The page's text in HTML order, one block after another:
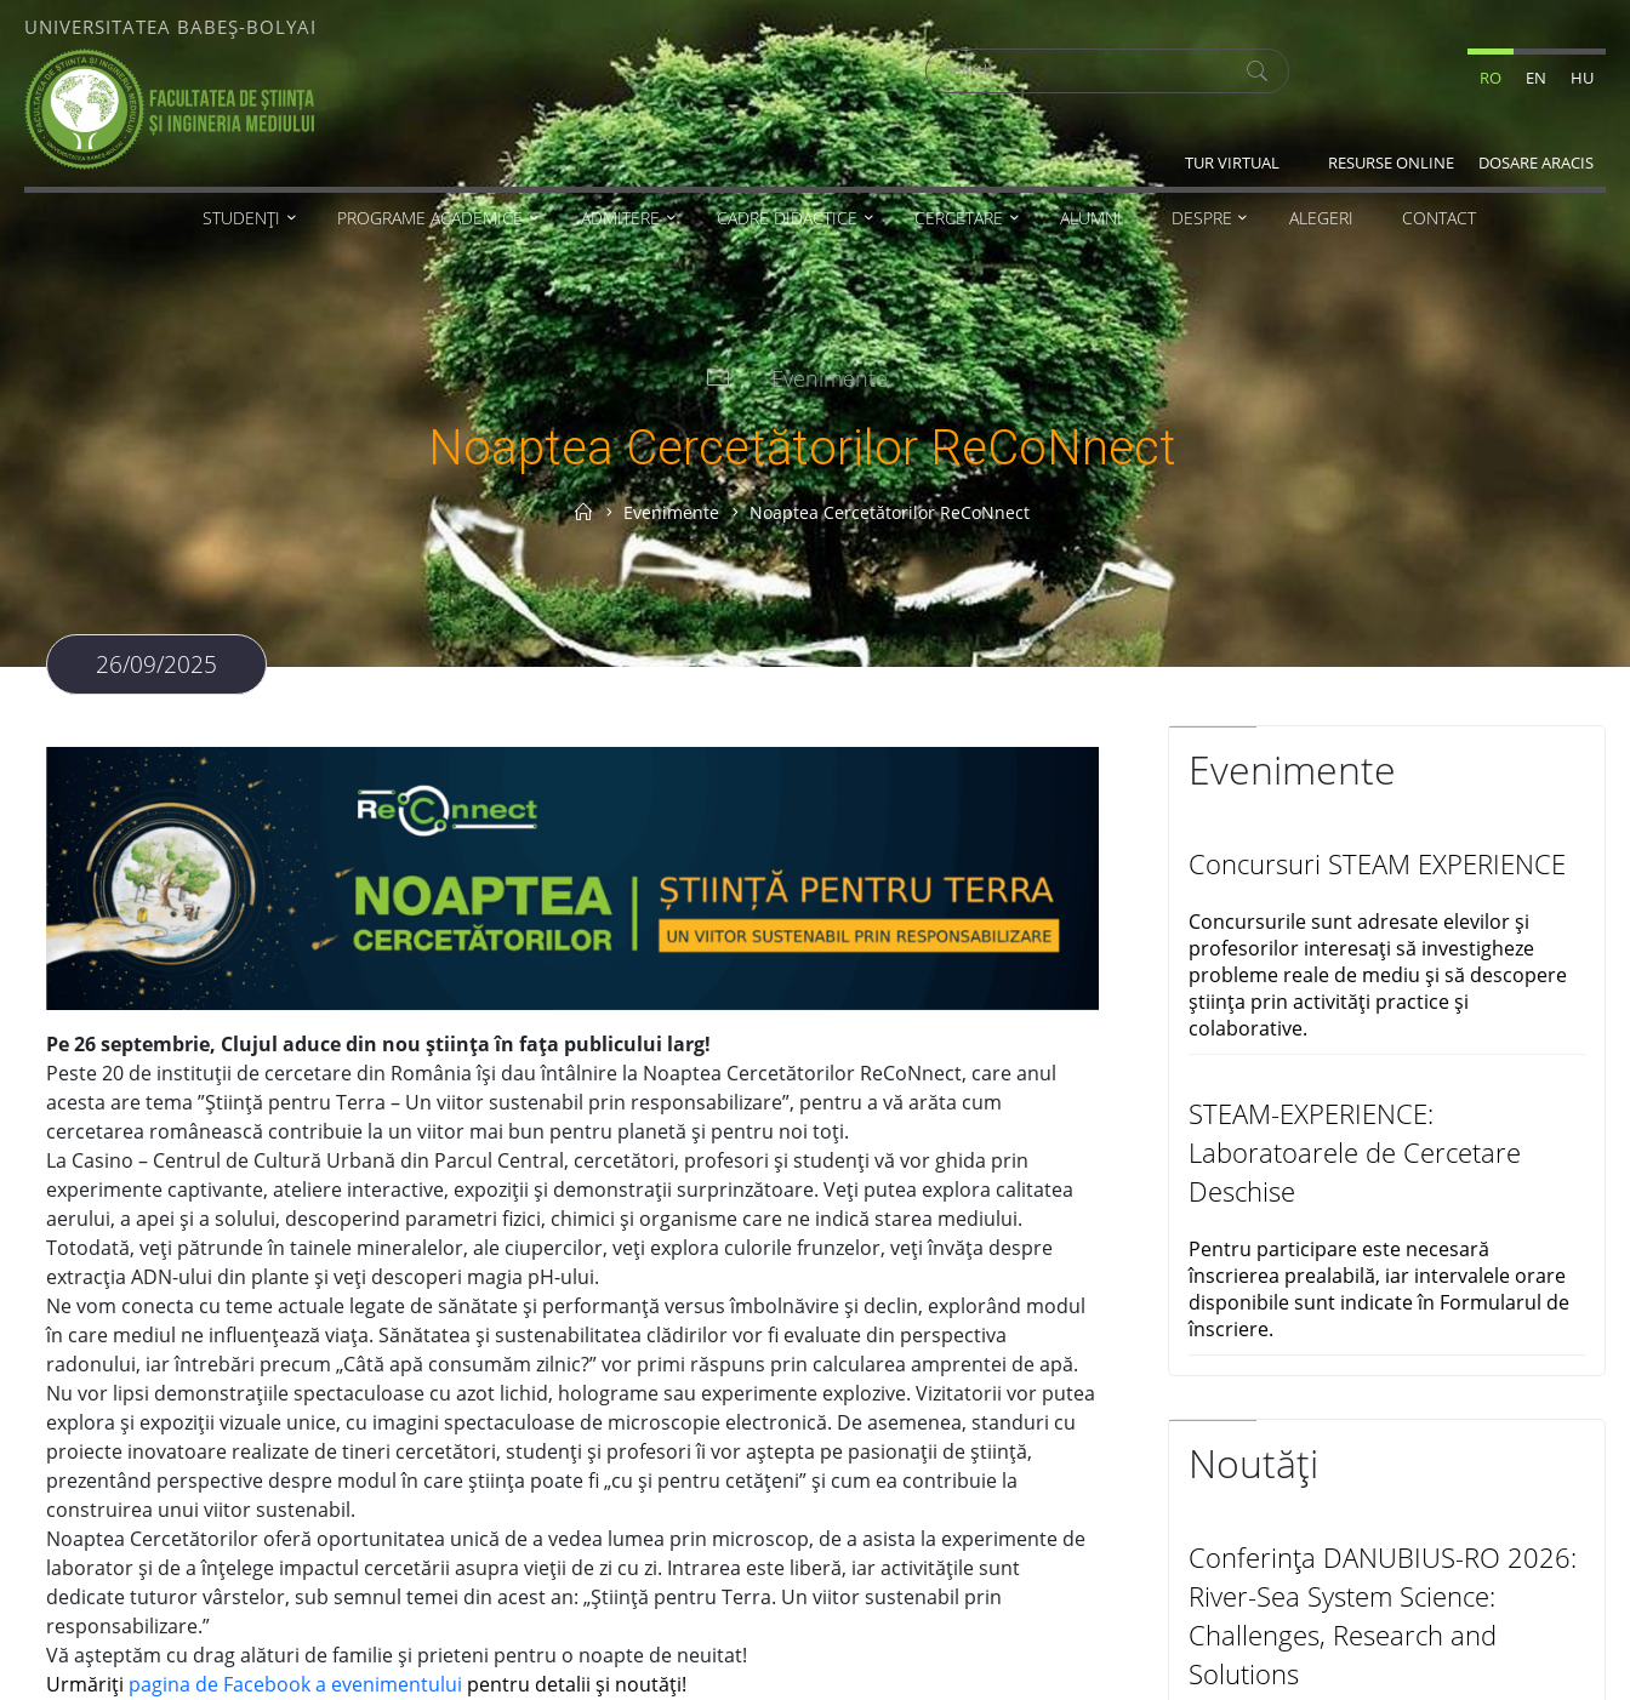
content
FACULTATEA
DE ȘTIINȚA
ȘI
INGINERIA
UNIVERSITATEA BABEȘ-BOLYAI
Search
for:
RO EN HU
TUR VIRTUAL RESURSE ONLINE DOSARE ARACIS
STUDENȚI PROGRAME ACADEMICE ADMITERE CADRE DIDACTICE CERCETARE ALUMNI DESPRE ALEGERI CONTACT
Evenimente
Noaptea Cercetătorilor ReCoNnect
HomeEvenimente Noaptea Cercetătorilor ReCoNnect
26/09/2025
Pe 26 septembrie, Clujul aduce din nou știința în fața publicului larg!
Peste 20 de instituții de cercetare din România își dau întâlnire la Noaptea Cercetătorilor ReCoNnect, care anul
acesta are tema ”Știință pentru Terra – Un viitor sustenabil prin responsabilizare”, pentru a vă arăta cum
cercetarea românească contribuie la un viitor mai bun pentru planetă și pentru noi toți.
La Casino – Centrul de Cultură Urbană din Parcul Central, cercetători, profesori și studenți vă vor ghida prin
experimente captivante, ateliere interactive, expoziții și demonstrații surprinzătoare. Veți putea explora calitatea
aerului, a apei și a solului, descoperind parametri fizici, chimici și organisme care ne indică starea mediului.
Totodată, veți pătrunde în tainele mineralelor, ale ciupercilor, veți explora culorile frunzelor, veți învăța despre
extracția ADN-ului din plante și veți descoperi magia pH-ului.
Ne vom conecta cu teme actuale legate de sănătate și performanță versus îmbolnăvire și declin, explorând modul
în care mediul ne influențează viața. Sănătatea și sustenabilitatea clădirilor vor fi evaluate din perspectiva
radonului, iar întrebări precum „Câtă apă consumăm zilnic?” vor primi răspuns prin calcularea amprentei de apă.
Nu vor lipsi demonstrațiile spectaculoase cu azot lichid, holograme sau experimente explozive. Vizitatorii vor putea
explora și expoziții vizuale unice, cu imagini spectaculoase de microscopie electronică. De asemenea, standuri cu
proiecte inovatoare realizate de tineri cercetători, studenți și profesori îi vor aștepta pe pasionații de știință,
prezentând perspective despre modul în care știința poate fi „cu și pentru cetățeni” și cum ea contribuie la
construirea unui viitor sustenabil.
Noaptea Cercetătorilor oferă oportunitatea unică de a vedea lumea prin microscop, de a asista la experimente de
laborator și de a înțelege impactul cercetării asupra vieții de zi cu zi. Intrarea este liberă, iar activitățile sunt
dedicate tuturor vârstelor, sub semnul temei din acest an: „Știință pentru Terra. Un viitor sustenabil prin
responsabilizare.”
Vă așteptăm cu drag alături de familie și prieteni pentru o noapte de neuitat!
Urmăriți pagina de Facebook a evenimentului pentru detalii și noutăți!
Evenimente
Concursuri STEAM EXPERIENCE
Concursurile sunt adresate elevilor și
profesorilor interesați să investigheze
probleme reale de mediu și să descopere
știința prin activități practice și
colaborative.
STEAM-EXPERIENCE:
Laboratoarele de Cercetare
Deschise
Pentru participare este necesară
înscrierea prealabilă, iar intervalele orare
disponibile sunt indicate în Formularul de
înscriere.
Noutăți
Conferința DANUBIUS-RO 2026:
River-Sea System Science:
Challenges, Research and
Solutions